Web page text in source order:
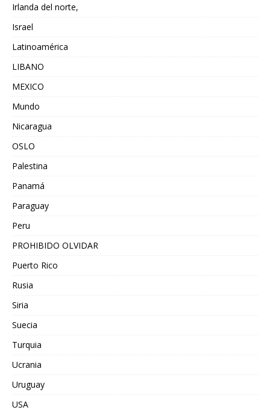
Irlanda del norte,
Israel
Latinoamérica
LIBANO
MEXICO
Mundo
Nicaragua
OSLO
Palestina
Panamá
Paraguay
Peru
PROHIBIDO OLVIDAR
Puerto Rico
Rusia
Siria
Suecia
Turquia
Ucrania
Uruguay
USA